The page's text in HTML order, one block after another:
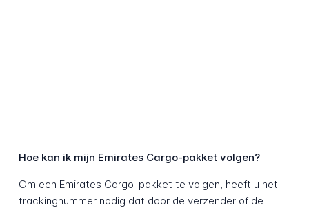
Hoe kan ik mijn Emirates Cargo-pakket volgen?
Om een Emirates Cargo-pakket te volgen, heeft u het
trackingnummer nodig dat door de verzender of de